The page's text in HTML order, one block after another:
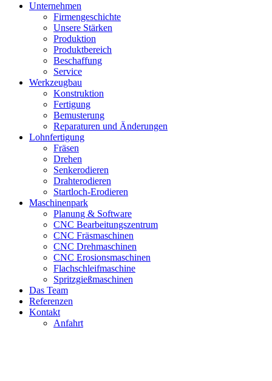
Unternehmen
Firmengeschichte
Unsere Stärken
Produktion
Produktbereich
Beschaffung
Service
Werkzeugbau
Konstruktion
Fertigung
Bemusterung
Reparaturen und Änderungen
Lohnfertigung
Fräsen
Drehen
Senkerodieren
Drahterodieren
Startloch-Erodieren
Maschinenpark
Planung & Software
CNC Bearbeitungszentrum
CNC Fräsmaschinen
CNC Drehmaschinen
CNC Erosionsmaschinen
Flachschleifmaschine
Spritzgießmaschinen
Das Team
Referenzen
Kontakt
Anfahrt